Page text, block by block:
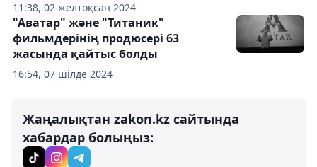
11:38, 02 желтоқсан 2024
16:54, 07 шілде 2024
"Аватар" және "Титаник"
фильмдерінің продюсері 63
жасында қайтыс болды
Жаңалықтан zakon.kz сайтында
хабардар болыңыз: